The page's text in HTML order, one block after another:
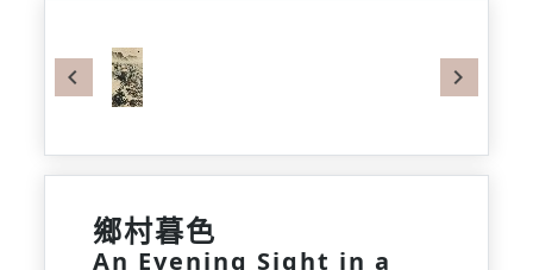
Previous
鄉村暮色
An Evening Sight in a